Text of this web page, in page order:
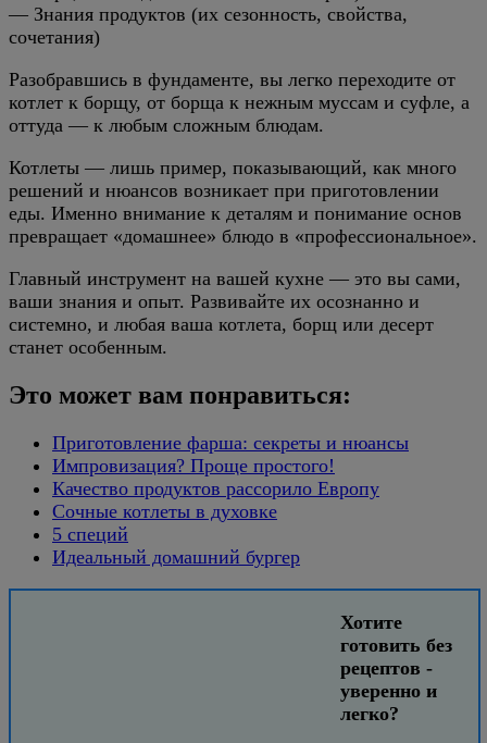
— Знания продуктов (их сезонность, свойства,
сочетания)
Разобравшись в фундаменте, вы легко переходите от
котлет к борщу, от борща к нежным муссам и суфле, а
оттуда — к любым сложным блюдам.
Котлеты — лишь пример, показывающий, как много
решений и нюансов возникает при приготовлении
еды. Именно внимание к деталям и понимание основ
превращает «домашнее» блюдо в «профессиональное».
Главный инструмент на вашей кухне — это вы сами,
ваши знания и опыт. Развивайте их осознанно и
системно, и любая ваша котлета, борщ или десерт
станет особенным.
Это может вам понравиться:
Приготовление фарша: секреты и нюансы
Импровизация? Проще простого!
Качество продуктов рассорило Европу
Сочные котлеты в духовке
5 специй
Идеальный домашний бургер
Хотите
готовить без
рецептов -
уверенно и
легко?